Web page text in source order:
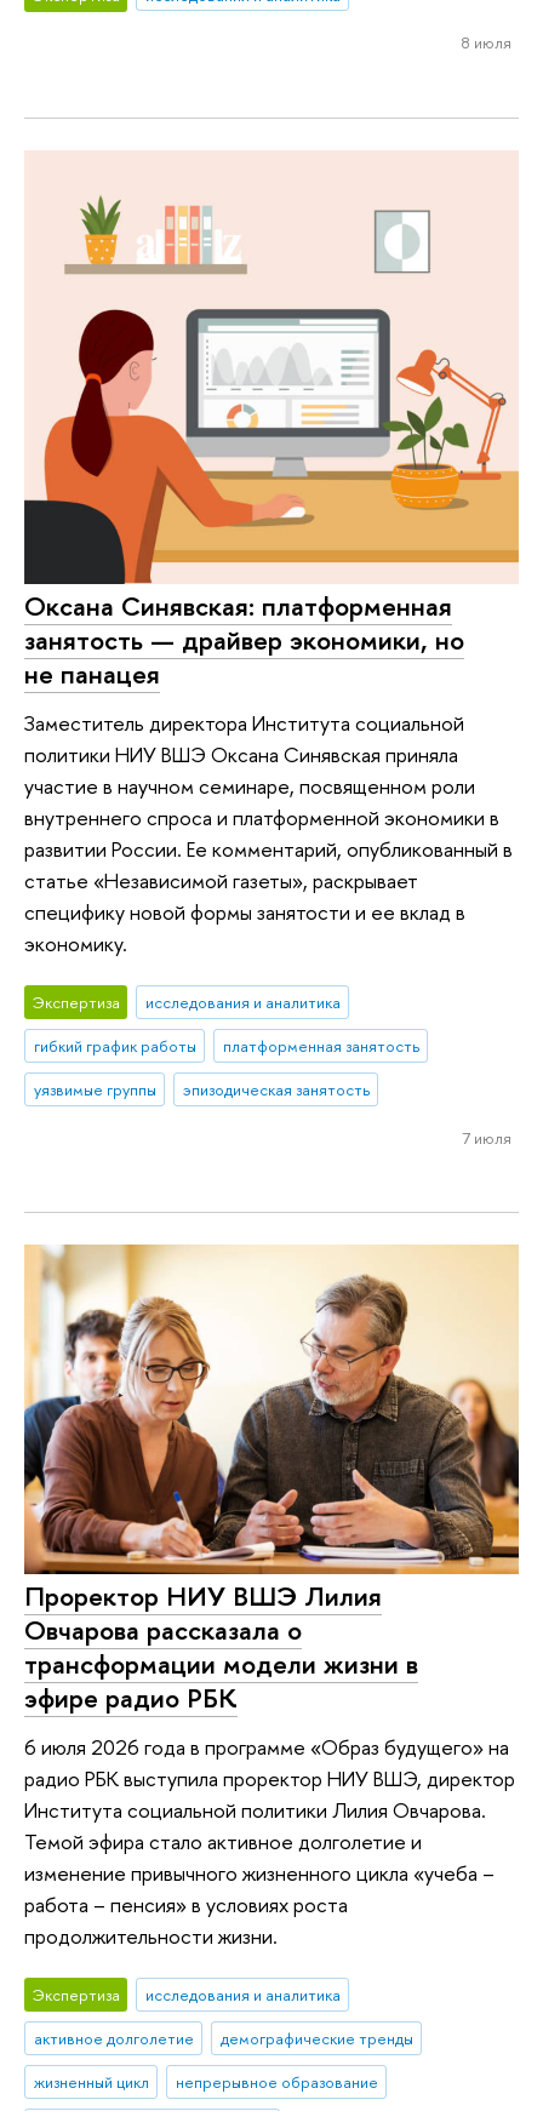
8 июля
Оксана Синявская: платформенная
занятость — драйвер экономики, но
не панацея
Заместитель директора Института социальной
политики НИУ ВШЭ Оксана Синявская приняла
участие в научном семинаре, посвященном роли
внутреннего спроса и платформенной экономики в
развитии России. Ее комментарий, опубликованный в
статье «Независимой газеты», раскрывает
специфику новой формы занятости и ее вклад в
экономику.
Экспертиза
исследования и аналитика
гибкий график работы
платформенная занятость
уязвимые группы
эпизодическая занятость
7 июля
Проректор НИУ ВШЭ Лилия
Овчарова рассказала о
трансформации модели жизни в
эфире радио РБК
6 июля 2026 года в программе «Образ будущего» на
радио РБК выступила проректор НИУ ВШЭ, директор
Института социальной политики Лилия Овчарова.
Темой эфира стало активное долголетие и
изменение привычного жизненного цикла «учеба –
работа – пенсия» в условиях роста
продолжительности жизни.
Экспертиза
исследования и аналитика
активное долголетие
демографические тренды
жизненный цикл
непрерывное образование